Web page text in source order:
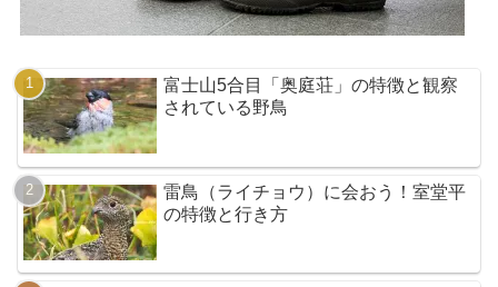
富士山5合目「奥庭荘」の特徴と観察
されている野鳥
雷鳥（ライチョウ）に会おう！室堂平
の特徴と行き方